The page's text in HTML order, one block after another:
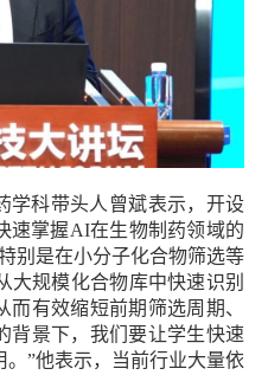
学科带头人曾斌表示，开设
速掌握AI在生物制药领域的
别是在小分子化合物筛选等
大规模化合物库中快速识别
有效缩短前期筛选周期、
背景下，我们要让学生快速
”他表示，当前行业大量依